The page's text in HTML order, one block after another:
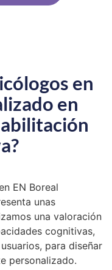
en
en
EN Boreal
unas
una valoración
cognitivas,
para diseñar
personalizado.